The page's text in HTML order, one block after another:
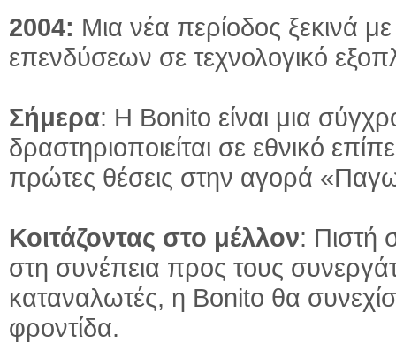
2004: Μια νέα περίοδος ξεκινά
επενδύσεων σε τεχνολογικό
Σήμερα: Η Bonito είναι μια
δραστηριοποιείται σε εθνικό
πρώτες θέσεις στην αγορά
Κοιτάζοντας στο μέλλον: Πιστή
στη συνέπεια προς τους
καταναλωτές, η Bonito θα
φροντίδα.